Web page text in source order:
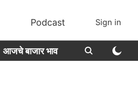
Podcast Sign in
आजचे बाजार भाव